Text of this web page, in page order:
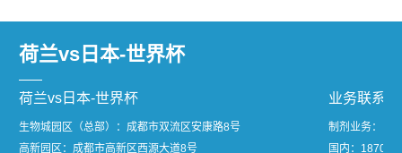
荷兰vs日本-世界杯
荷兰vs日本-世界杯
生物城园区（总部）：成都市双流区安康路8号
高新园区：成都市高新区西源大道8号
业务联系
制剂业务：
国内：